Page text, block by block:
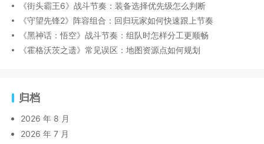
《街头霸王6》战斗节奏：装备选择优先级怎么判断
《守望先锋2》阵容组合：回归玩家如何快速跟上节奏
《黑神话：悟空》战斗节奏：组队时怎样分工更顺畅
《霍格沃茨之遗》常见误区：地图资源点如何规划
归档
2026 年 8 月
2026 年 7 月